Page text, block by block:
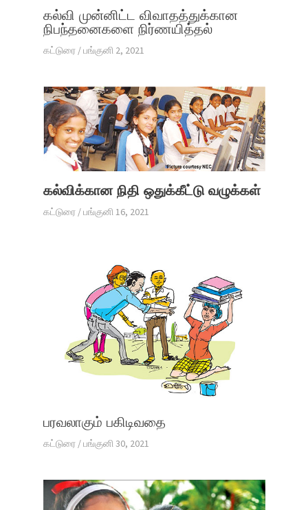
கல்வி முன்னிட்ட விவாதத்துக்கான
நிபந்தனைகளை நிர்ணயித்தல்
கட்டுரை/பங்குனி 2, 2021
கல்விக்கான நிதி ஒதுக்கீட்டு வழுக்கள்
கட்டுரை/பங்குனி 16, 2021
பரவலாகும் பகிடிவதை
கட்டுரை/பங்குனி 30, 2021